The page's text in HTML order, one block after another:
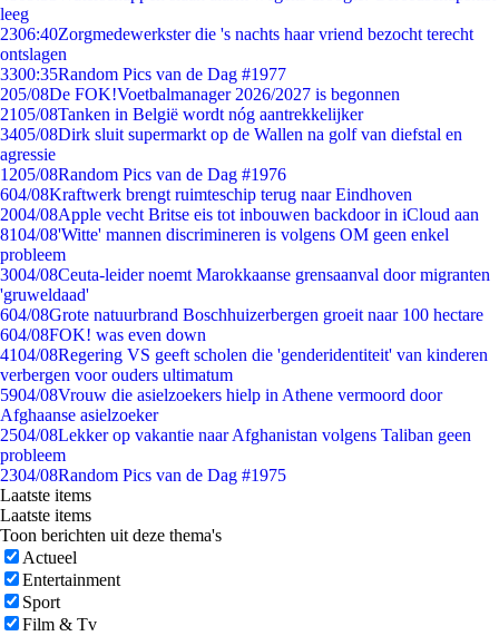
leeg
2306:40Zorgmedewerkster die 's nachts haar vriend bezocht terecht
ontslagen
3300:35Random Pics van de Dag #1977
205/08De FOK!Voetbalmanager 2026/2027 is begonnen
2105/08Tanken in België wordt nóg aantrekkelijker
3405/08Dirk sluit supermarkt op de Wallen na golf van diefstal en
agressie
1205/08Random Pics van de Dag #1976
604/08Kraftwerk brengt ruimteschip terug naar Eindhoven
2004/08Apple vecht Britse eis tot inbouwen backdoor in iCloud aan
8104/08'Witte' mannen discrimineren is volgens OM geen enkel
probleem
3004/08Ceuta-leider noemt Marokkaanse grensaanval door migranten
'gruweldaad'
604/08Grote natuurbrand Boschhuizerbergen groeit naar 100 hectare
604/08FOK! was even down
4104/08Regering VS geeft scholen die 'genderidentiteit' van kinderen
verbergen voor ouders ultimatum
5904/08Vrouw die asielzoekers hielp in Athene vermoord door
Afghaanse asielzoeker
2504/08Lekker op vakantie naar Afghanistan volgens Taliban geen
probleem
2304/08Random Pics van de Dag #1975
Laatste items
Laatste items
Toon berichten uit deze thema's
Actueel
Entertainment
Sport
Film & Tv